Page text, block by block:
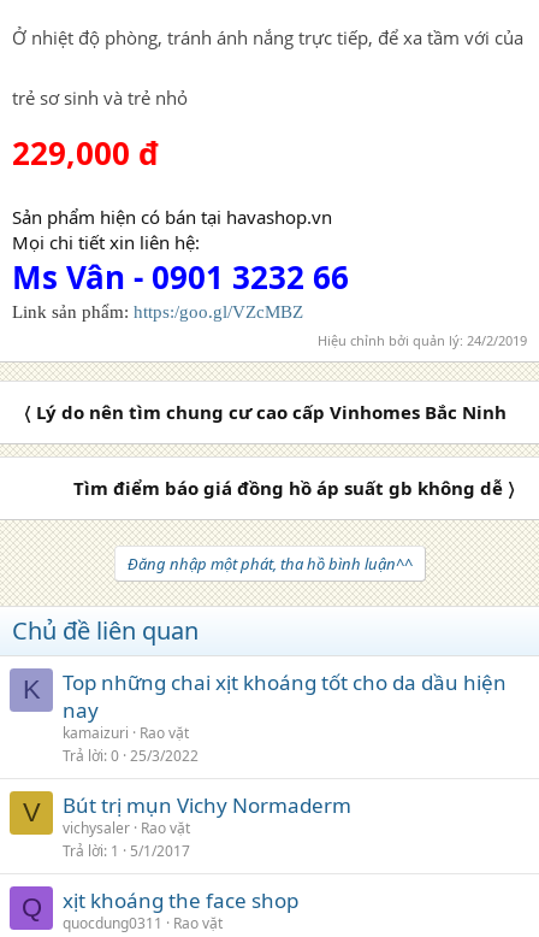
Ở nhiệt độ phòng, tránh ánh nắng trực tiếp, để xa tầm với của
trẻ sơ sinh và trẻ nhỏ
229,000 đ
Sản phẩm hiện có bán tại havashop.vn
Mọi chi tiết xin liên hệ:
Ms Vân - 0901 3232 66
Link sản phẩm: https:/goo.gl/VZcMBZ
Hiệu chỉnh bởi quản lý: 24/2/2019
〈 Lý do nên tìm chung cư cao cấp Vinhomes Bắc Ninh
Tìm điểm báo giá đồng hồ áp suất gb không dễ 〉
Đăng nhập một phát, tha hồ bình luận^^
Chủ đề liên quan
K
Top những chai xịt khoáng tốt cho da dầu hiện
nay
kamaizuri
Rao vặt
Trả lời 0 25/3/2022
V Bút trị mụn Vichy Normaderm
vichysaler Rao vặt
Trả lời 1 5/1/2017
Q xịt khoáng the face shop
quocdung0311
Rao vặt